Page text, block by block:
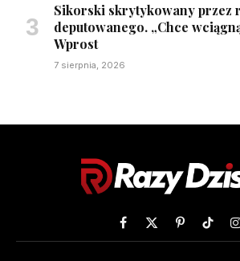
Sikorski skrytykowany przez
deputowanego. „Chce
Wprost
7 sierpnia, 2026
Facebook
X
Pinterest